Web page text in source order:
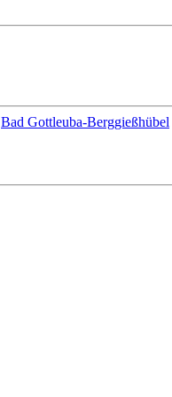
Bad Gottleuba-Berggießhübel